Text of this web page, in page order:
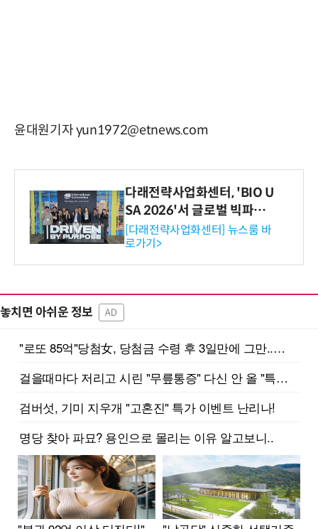
윤대원기자 yun1972@etnews.com
다래전략사업화센터, 'BIO U
SA 2026'서 글로벌 빅파마
와의 비즈니스 미팅 지원…K
-바이오 해외 진출 교두보 확
보
[다래전략사업화센터] 뉴스룸 바
로가기>
놓치면 아쉬운 정보 AD